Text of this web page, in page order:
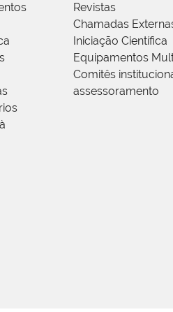
Revistas
Chamadas
Iniciação Científica
Equipamentos
Comitês
assessoramento